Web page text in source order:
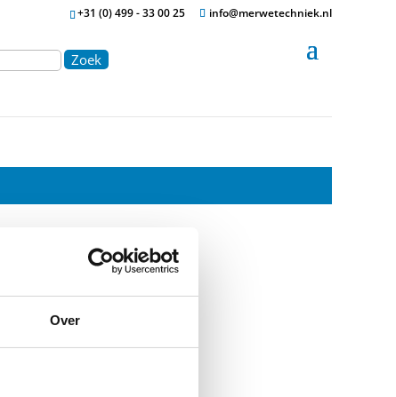
Over
+31 (0) 499 - 33 00 25 info@merwetechniek.nl
Zoek